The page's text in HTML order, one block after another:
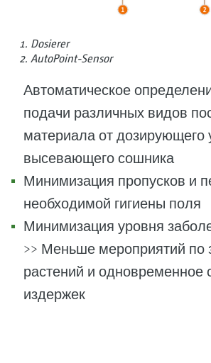
Dosierer
AutoPoint-Sensor
Автоматическое
подачи различных видов
материала от дозирующего
высевающего сошника
Минимизация пропусков и
необходимой гигиены поля
Минимизация уровня
>> Меньше мероприятий по
растений и одновременное
издержек